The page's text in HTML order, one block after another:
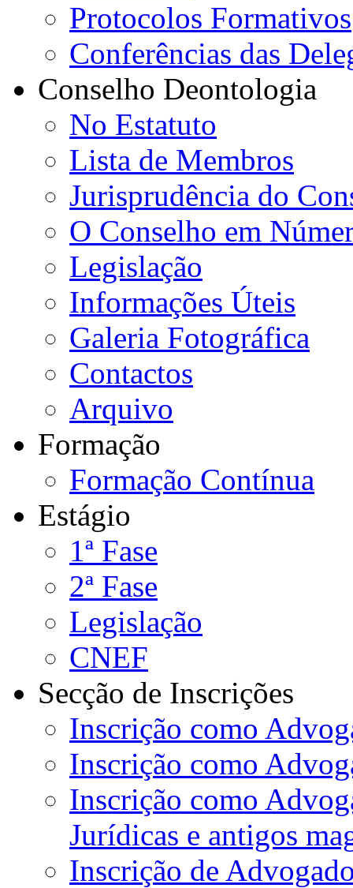
Protocolos Formativos
Conferências das
Conselho Deontologia
No Estatuto
Lista de Membros
Jurisprudência do
O Conselho em
Legislação
Informações Úteis
Galeria Fotográfica
Contactos
Arquivo
Formação
Formação Contínua
Estágio
1ª Fase
2ª Fase
Legislação
CNEF
Secção de Inscrições
Inscrição como
Inscrição como
Inscrição como
Jurídicas e antigos
Inscrição de